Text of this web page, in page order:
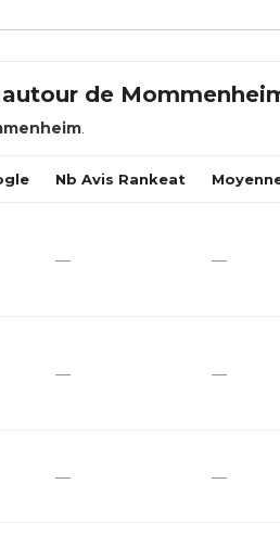
de
.
Nb Avis Rankeat
— —
— —
— —